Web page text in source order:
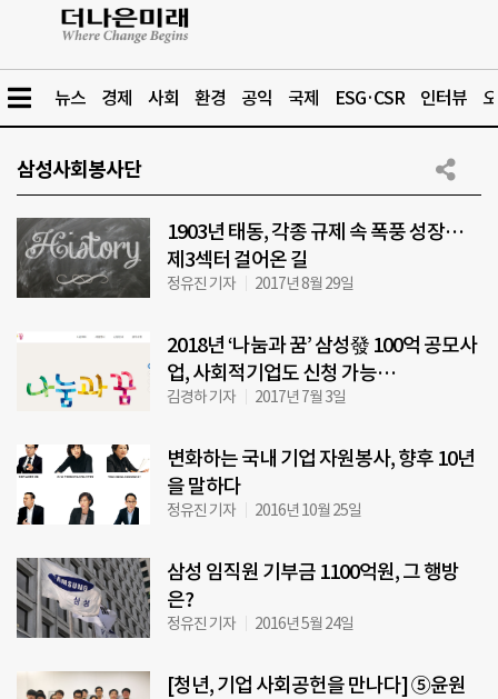
뉴스 경제 사회 환경 공익 국제 ESG·CSR 인터뷰
삼성사회봉사단
1903년 태동, 각종 규제 속 폭풍 성장…
제3섹터 걸어온 길
정유진 기자 2017년 8월 29일
2018년 ‘나눔과 꿈’ 삼성發 100억 공모사
업, 사회적기업도 신청 가능…
김경하 기자 2017년 7월 3일
변화하는 국내 기업 자원봉사, 향후 10년
을 말하다
정유진 기자 2016년 10월 25일
삼성 임직원 기부금 1100억원, 그 행방
은?
정유진 기자 2016년 5월 24일
[청년, 기업 사회공헌을 만나다] ⑤윤원